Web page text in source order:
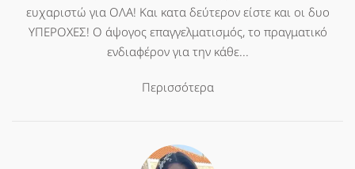
ευχαριστώ για ΟΛΑ! Και κατα δεύτερον είστε και οι δυο
ΥΠΕΡΟΧΕΣ! Ο άψογος επαγγελματισμός, το πραγματικό
ενδιαφέρον για την κάθε...
Περισσότερα